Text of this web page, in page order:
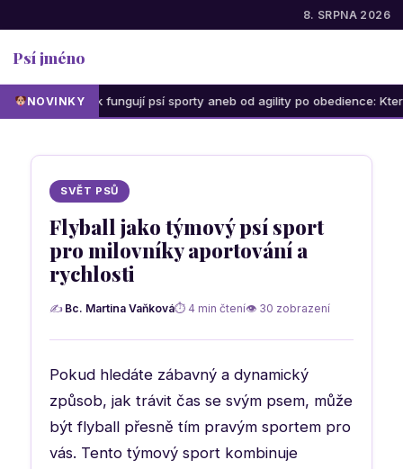
8. SRPNA 2026
Psí jméno
NOVINKY
Jak fungují psí sporty aneb od agility po obedience: Která
SVĚT PSŮ
Flyball jako týmový psí sport
pro milovníky aportování a
rychlosti
✍ Bc. Martina Vaňková⏱ 4 min čtení👁 30 zobrazení
Pokud hledáte zábavný a dynamický
způsob, jak trávit čas se svým psem, může
být flyball přesně tím pravým sportem pro
vás. Tento týmový sport kombinuje